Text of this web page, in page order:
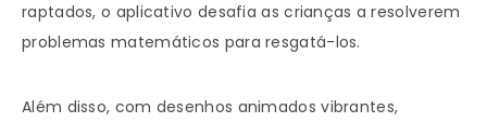
raptados, o aplicativo desafia as crianças a resolverem
problemas matemáticos para resgatá-los.
Além disso, com desenhos animados vibrantes,